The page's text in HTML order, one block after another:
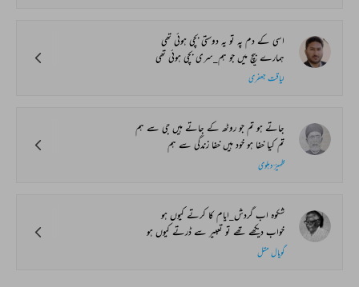
اسی کے دم پہ تو یہ دوستی بچی ہوئی تھی
ہمارے بیچ میں جو ہم_سری بچی ہوئی تھی
لیاقت جعفری
جاتے ہو تم جو روٹھ کے جاتے ہیں جی سے ہم
تم کیا خفا ہو خود ہیں خفا زندگی سے ہم
ظہیرؔ دہلوی
شکوہ اب گردش_ایام کا کرتے کیوں ہو
خواب دیکھے تھے تو تعبیر سے ڈرتے کیوں ہو
گوپال متل